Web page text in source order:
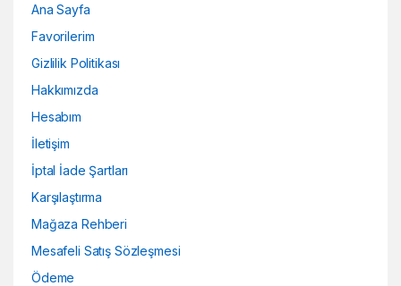
Ana Sayfa
Favorilerim
Gizlilik Politikası
Hakkımızda
Hesabım
İletişim
İptal İade Şartları
Karşılaştırma
Mağaza Rehberi
Mesafeli Satış Sözleşmesi
Ödeme